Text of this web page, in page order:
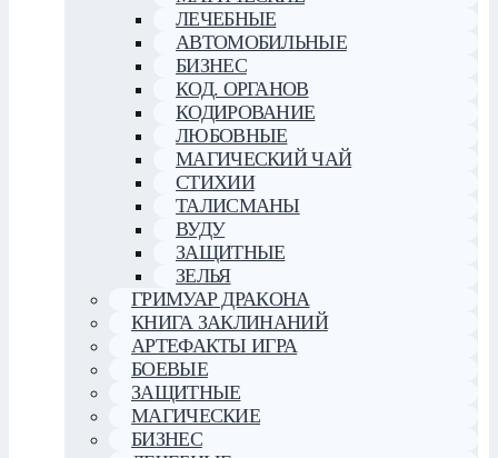
ЛЕЧЕБНЫЕ
АВТОМОБИЛЬНЫЕ
БИЗНЕС
КОД. ОРГАНОВ
КОДИРОВАНИЕ
ЛЮБОВНЫЕ
МАГИЧЕСКИЙ ЧАЙ
СТИХИИ
ТАЛИСМАНЫ
ВУДУ
ЗАЩИТНЫЕ
ЗЕЛЬЯ
ГРИМУАР ДРАКОНА
КНИГА ЗАКЛИНАНИЙ
АРТЕФАКТЫ ИГРА
БОЕВЫЕ
ЗАЩИТНЫЕ
МАГИЧЕСКИЕ
БИЗНЕС